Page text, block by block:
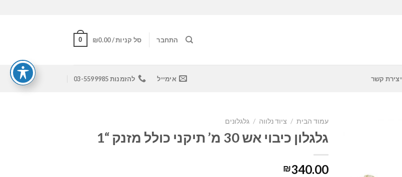
התחבר סל קניות / ₪0.00
0
יצירת קשר אימייל להזמנות 03-5599985
עמוד הבית / ציוד נלווה / גלגלונים
גלגלון כיבוי אש 30 מ’ תיקני כולל מזנק “1
₪340.00